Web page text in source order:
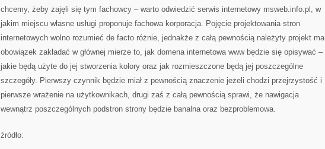
chcemy, żeby zajęli się tym fachowcy – warto odwiedzić serwis internetowy msweb.info.pl, w
jakim miejscu własne usługi proponuje fachowa korporacja. Pojęcie projektowania stron
internetowych wolno rozumieć de facto różnie, jednakże z całą pewnością należyty projekt ma
obowiązek zakładać w głównej mierze to, jak domena internetowa www będzie się opisywać –
jakie będą użyte do jej stworzenia kolory oraz jak rozmieszczone będą jej poszczególne
szczegóły. Pierwszy czynnik będzie miał z pewnością znaczenie jeżeli chodzi przejrzystość i
pierwsze wrażenie na użytkownikach, drugi zaś z całą pewnością sprawi, że nawigacja
wewnątrz poszczególnych podstron strony będzie banalna oraz bezproblemowa.
źródło: